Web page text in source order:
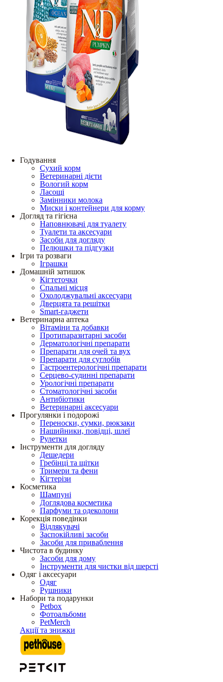
Годування
Сухий корм
Ветеринарні дієти
Вологий корм
Ласощі
Замінники молока
Миски і контейнери для корму
Догляд та гігієна
Наповнювачі для туалету
Туалети та аксесуари
Засоби для догляду
Пелюшки та підгузки
Ігри та розваги
Іграшки
Домашній затишок
Кігтеточки
Спальні місця
Охолоджувальні аксесуари
Дверцята та решітки
Smart-гаджети
Ветеринарна аптека
Вітаміни та добавки
Протипаразитарні засоби
Дерматологічні препарати
Препарати для очей та вух
Препарати для суглобів
Гастроентерологічні препарати
Серцево-судинні препарати
Урологічні препарати
Стоматологічні засоби
Антибіотики
Ветеринарні аксесуари
Прогулянки і подорожі
Переноски, сумки, рюкзаки
Нашийники, повідці, шлеї
Рулетки
Інструменти для догляду
Дешедери
Гребінці та щітки
Тримери та фени
Кігтерізи
Косметика
Шампуні
Доглядова косметика
Парфуми та одеколони
Корекція поведінки
Відлякувачі
Заспокійливі засоби
Засоби для приваблення
Чистота в будинку
Засоби для дому
Інструменти для чистки від шерсті
Одяг і аксесуари
Одяг
Рушники
Набори та подарунки
Petbox
Фотоальбоми
PetMerch
Акції та знижки